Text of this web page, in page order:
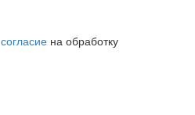
согласие на обработку